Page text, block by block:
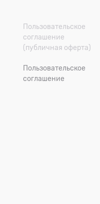
Пользовательское
соглашение
(публичная оферта)
Пользовательское
соглашение